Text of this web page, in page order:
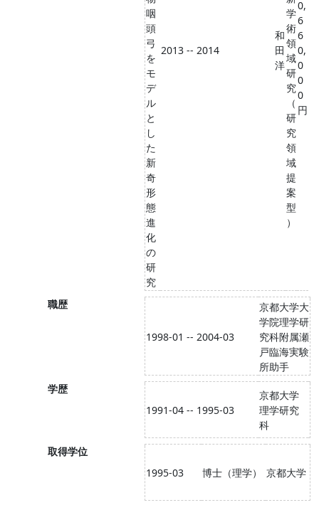
咽
頭
弓
を
モ
デ
ル
と
し
た
新
奇
形
態
進
化
の
研
究
2013 -- 2014
和
田
洋
学
術
領
域
研
究
（
研
究
領
域
提
案
型
）
0,
6
6
0,
0
0
0
円
職歴
1998-01 -- 2004-03
京都大学大
学院理学研
究科附属瀬
戸臨海実験
所助手
学歴
1991-04 -- 1995-03
京都大学
理学研究
科
取得学位
1995-03
博士（理学） 京都大学